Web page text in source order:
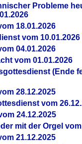
Probleme
18.01.2026
vom 10.01.2026
04.01.2026
vom 01.01.2026
(Ende
28.12.2025
vom
24.12.2025
mit der Orgel vom
21.12.2025